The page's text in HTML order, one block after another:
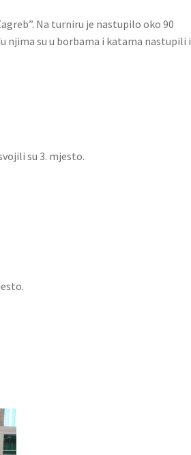
Na turniru je nastupilo oko 90
njima su u borbama i katama nastupili i
su 3. mjesto.